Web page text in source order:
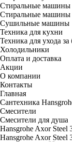
Стиральные машины
Стиральные машины
Сушильные машины
Техника для кухни
Техника для ухода за
Холодильники
Оплата и доставка
Акции
О компании
Контакты
Главная
Сантехника
Смесители
Смесители для душа
Hansgrohe Axor Steel
Hansgrohe Axor Steel